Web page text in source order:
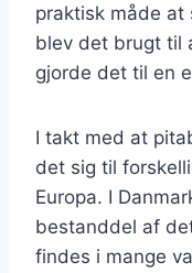
praktisk måde at
blev det brugt til
gjorde det til en
I takt med at
det sig til
Europa. I
bestanddel af
findes i mange